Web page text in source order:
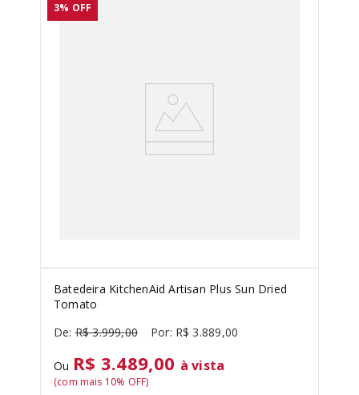
3% OFF
Batedeira KitchenAid Artisan Plus Sun Dried
Tomato
R$ 3.999,00 R$ 3.889,00
Ou R$ 3.489,00 à vista
(com mais 10% OFF)